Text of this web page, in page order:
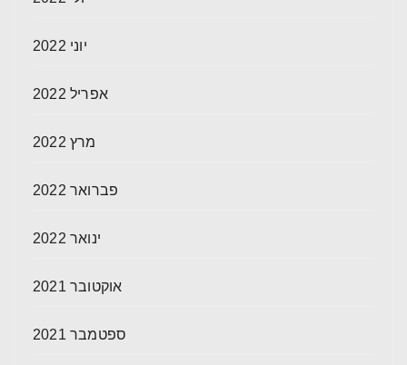
יוני 2022
אפריל 2022
מרץ 2022
פברואר 2022
ינואר 2022
אוקטובר 2021
ספטמבר 2021